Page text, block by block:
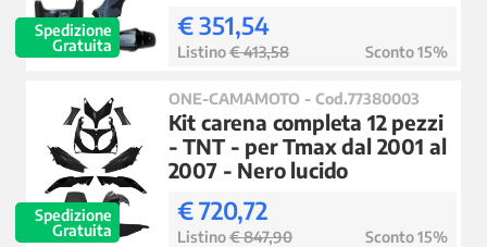
Spedizione
Gratuita
€ 351,54
Listino€ 413,58 Sconto 15%
Spedizione
Gratuita
ONE-CAMAMOTO - Cod.77380003
Kit carena completa 12 pezzi
- TNT - per Tmax dal 2001 al
2007 - Nero lucido
€ 720,72
Listino€ 847,90 Sconto 15%